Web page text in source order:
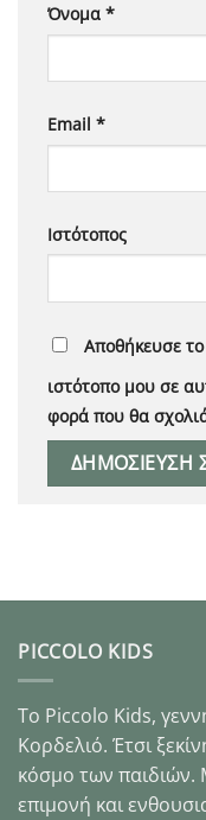
Όνομα *
Email *
Ιστότοπος
Αποθήκευσε
ιστότοπο μου σε
φορά που θα
PICCOLO KIDS
Το Piccolo Kids,
Κορδελιό. Έτσι
κόσμο των
επιμονή και